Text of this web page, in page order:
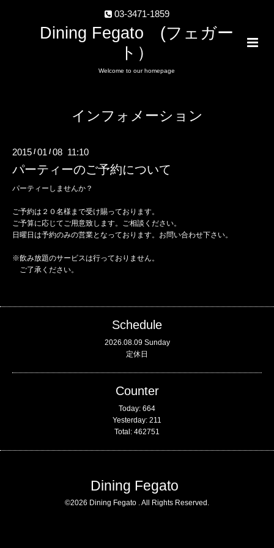
03-3471-1859
Dining Fegato (フェガー
ト）
Welcome to our homepage
インフォメーション
2015 /01 /08 11:10
パーティーのご予約について
パーティーしませんか？
ご予約は２０名様まで受け賜っております。
ご予算に応じてご用意致します。ご相談ください。
日曜日は予約のみの営業となっております。お問い合わせ下さい。
※飲み放題のサービスは行っておりません。
ご了承ください。
Schedule
2026.08.09 Sunday
定休日
Counter
Today: 664
Yesterday: 211
Total: 462751
Dining Fegato
©2026 Dining Fegato . All Rights Reserved.